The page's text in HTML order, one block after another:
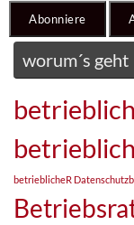
worum´s geht
betrieblicheR